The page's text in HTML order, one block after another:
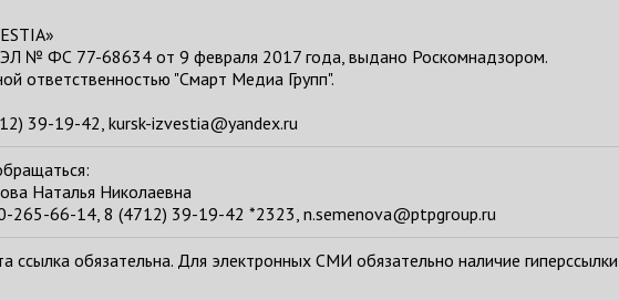
№ ФС 77-68634 от 9 февраля 2017 года, выдано Роскомнадзором.
ответственностью "Смарт Медиа Групп".
39-19-42, kursk-izvestia@yandex.ru
Наталья Николаевна
265-66-14, 8 (4712) 39-19-42 *2323, n.semenova@ptpgroup.ru
ссылка обязательна. Для электронных СМИ обязательно наличие